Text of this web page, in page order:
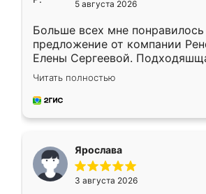
5 августа 2026
Больше всех мне понравилось
предложение от компании
Елены Сергеевой.
короткие сроки
для замера сотрудник
предложил по моему эскизу
Читать полностью
Ярослава
3 августа 2026